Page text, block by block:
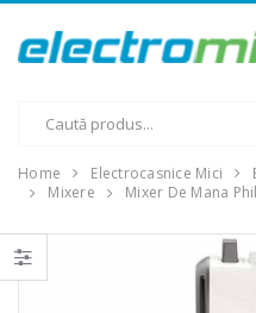
Home Electrocasnice Mici
Mixere
Mixer De Mana